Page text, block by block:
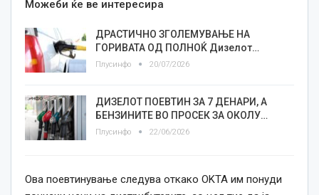
Можеби ќе ве интересира
ДРАСТИЧНО ЗГОЛЕМУВАЊЕ НА
ГОРИВАТА ОД ПОЛНОЌ Дизелот…
Плусинфо 20/07/2026
ДИЗЕЛОТ ПОЕВТИН ЗА 7 ДЕНАРИ, А
БЕНЗИНИТЕ ВО ПРОСЕК ЗА ОКОЛУ…
Плусинфо 22/06/2026
Ова поевтинување следува откако OKTA им понуди